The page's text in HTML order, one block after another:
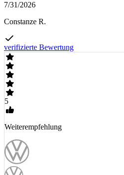
7/31/2026
Constanze R.
verifizierte Bewertung
5
Weiterempfehlung